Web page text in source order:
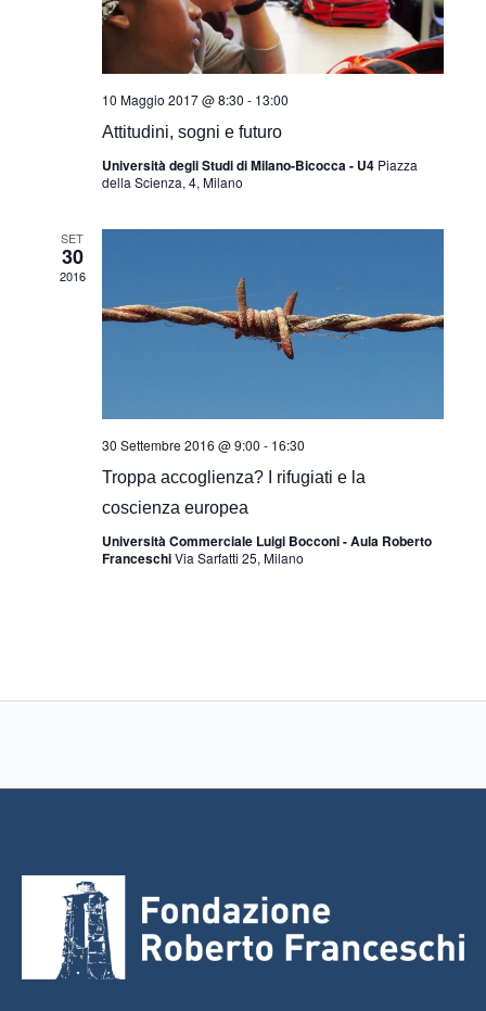
10 Maggio 2017 @ 8:30 - 13:00
Attitudini, sogni e futuro
Università degli Studi di Milano-Bicocca - U4 Piazza
della Scienza, 4, Milano
SET
30
2016
30 Settembre 2016 @ 9:00 - 16:30
Troppa accoglienza? I rifugiati e la
coscienza europea
Università Commerciale Luigi Bocconi - Aula Roberto
FranceschiVia Sarfatti 25, Milano